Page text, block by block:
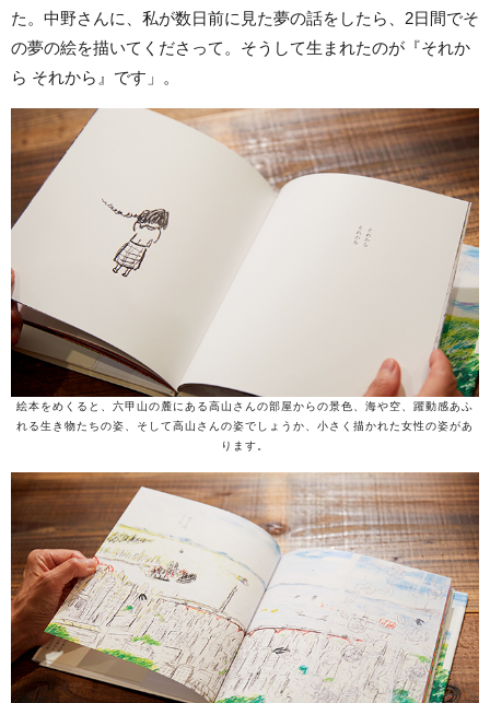
た。中野さんに、私が数日前に見た夢の話をしたら、2日間でそ
の夢の絵を描いてくださって。そうして生まれたのが『それか
ら それから』です」。
絵本をめくると、六甲山の麓にある高山さんの部屋からの景色、海や空、躍動感あふ
れる生き物たちの姿、そして高山さんの姿でしょうか、小さく描かれた女性の姿があ
ります。